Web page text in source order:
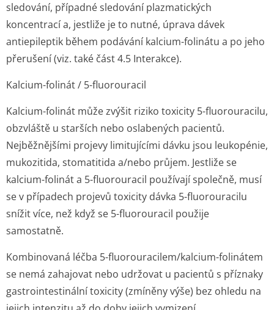
sledování, případné sledování plazmatických
koncentrací a, jestliže je to nutné, úprava dávek
antiepileptik během podávání kalcium-folinátu a po jeho
přerušení (viz. také část 4.5 Interakce).
Kalcium-folinát / 5-fluorouracil
Kalcium-folinát může zvýšit riziko toxicity 5-fluorouracilu,
obzvláště u starších nebo oslabených pacientů.
Nejběžnějšími projevy limitujícími dávku jsou leukopénie,
mukozitida, stomatitida a/nebo průjem. Jestliže se
kalcium-folinát a 5-fluorouracil používají společně, musí
se v případech projevů toxicity dávka 5-fluorouracilu
snížit více, než když se 5-fluorouracil použije
samostatně.
Kombinovaná léčba 5-fluorouracilem/kal­cium-folinátem
se nemá zahajovat nebo udržovat u pacientů s příznaky
gastrointestinální toxicity (zmíněny výše) bez ohledu na